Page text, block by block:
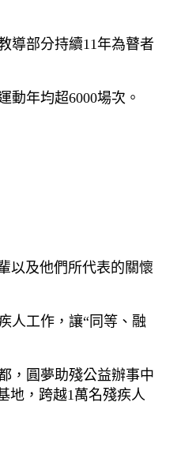
導部分持續11年為瞽者
年均超6000場次。
以及他們所代表的關懷
人工作，讓“同等、融
，圓夢助殘公益辦事中
地，跨越1萬名殘疾人